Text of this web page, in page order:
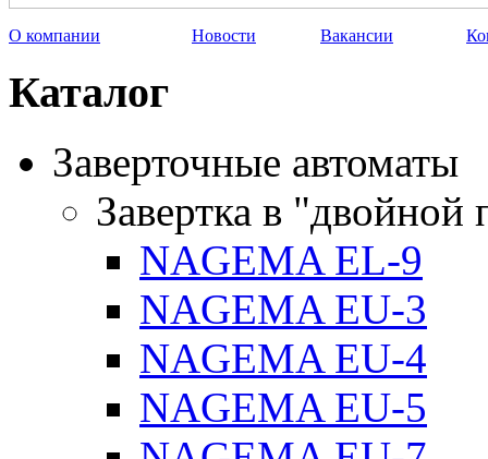
О компании Новости Вакансии
Каталог
Заверточные автоматы
Завертка в "двойной
NAGEMA EL-9
NAGEMA EU-3
NAGEMA EU-4
NAGEMA EU-5